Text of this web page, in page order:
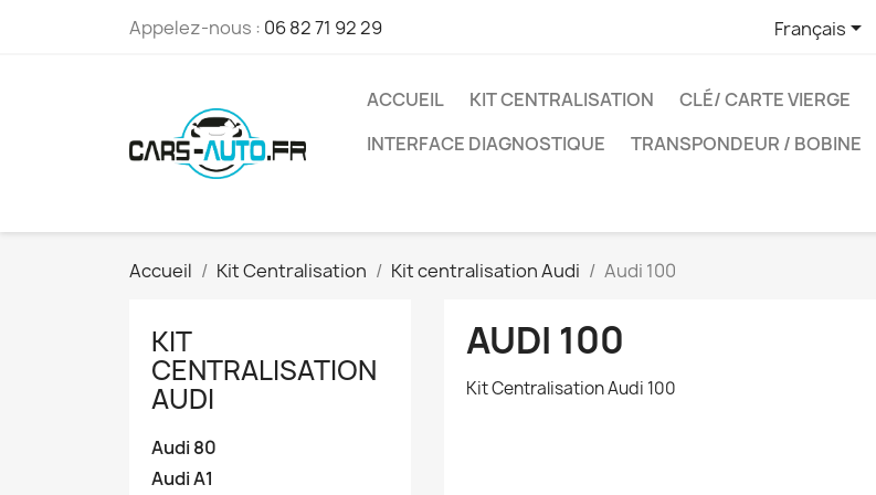
Appelez-nous : 06 82 71 92 29 Français
ACCUEIL KIT CENTRALISATION CLÉ/ CARTE VIERGE
INTERFACE DIAGNOSTIQUE
TRANSPONDEUR / BOBINE
Accueil Kit Centralisation Kit centralisation Audi Audi 100
KIT
CENTRALISATION
AUDI
Audi 80
Audi A1
AUDI 100
Kit Centralisation Audi 100